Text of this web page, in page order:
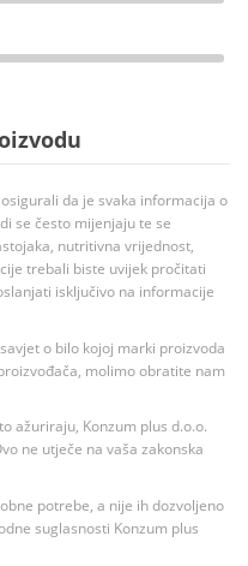
da je svaka informacija o
se često mijenjaju te se
nutritivna vrijednost,
trebali biste uvijek pročitati
isključivo na informacije
o bilo kojoj marki proizvoda
molimo obratite nam
ažuriraju, Konzum plus d.o.o.
ne utječe na vaša zakonska
potrebe, a nije ih dozvoljeno
suglasnosti Konzum plus